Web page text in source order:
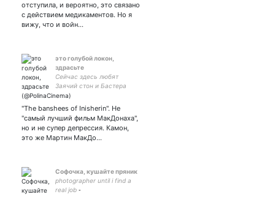
отступила, и вероятно, это связано
с действием медикаментов. Но я
вижу, что и войн…
это голубой локон,
здрасьте
Сейчас здесь любят
Заячий стон и Бастера
Китона.
"The banshees of Inisherin". Не
"самый лучший фильм МакДонаха",
но и не супер депрессия. Камон,
это же Мартин МакДо…
Софочка, кушайте пряник
photographer until i find a
real job ▫️